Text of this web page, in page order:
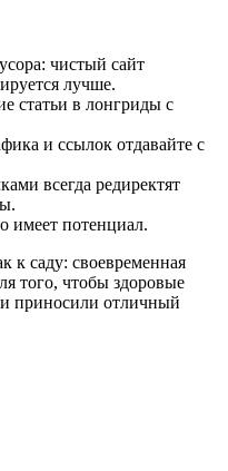
чистый сайт
лучше.
статьи в лонгриды с
и ссылок отдавайте с
всегда редиректят
имеет потенциал.
к саду: своевременная
того, чтобы здоровые
приносили отличный